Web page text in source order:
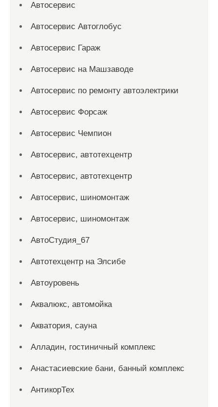
Автосервис
Автосервис Автоглобус
Автосервис Гараж
Автосервис на Машзаводе
Автосервис по ремонту автоэлектрики
Автосервис Форсаж
Автосервис Чемпион
Автосервис, автотехцентр
Автосервис, автотехцентр
Автосервис, шиномонтаж
Автосервис, шиномонтаж
АвтоСтудия_67
Автотехцентр на Элсибе
Автоуровень
Аквалюкс, автомойка
Акватория, сауна
Алладин, гостиничный комплекс
Анастасиевские бани, банный комплекс
АнтикорТех